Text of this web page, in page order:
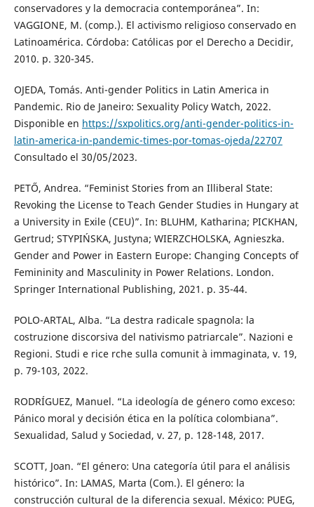
conservadores y la democracia contemporánea”. In:
VAGGIONE, M. (comp.). El activismo religioso conservado en
Latinoamérica. Córdoba: Católicas por el Derecho a Decidir,
2010. p. 320-345.
OJEDA, Tomás. Anti-gender Politics in Latin America in
Pandemic. Rio de Janeiro: Sexuality Policy Watch, 2022.
Disponible en https://sxpolitics.org/anti-gender-politics-in-
latin-america-in-pandemic-times-por-tomas-ojeda/22707
Consultado el 30/05/2023.
PETŐ, Andrea. “Feminist Stories from an Illiberal State:
Revoking the License to Teach Gender Studies in Hungary at
a University in Exile (CEU)”. In: BLUHM, Katharina; PICKHAN,
Gertrud; STYPIŃSKA, Justyna; WIERZCHOLSKA, Agnieszka.
Gender and Power in Eastern Europe: Changing Concepts of
Femininity and Masculinity in Power Relations. London.
Springer International Publishing, 2021. p. 35-44.
POLO-ARTAL, Alba. “La destra radicale spagnola: la
costruzione discorsiva del nativismo patriarcale”. Nazioni e
Regioni. Studi e rice rche sulla comunit à immaginata, v. 19,
p. 79-103, 2022.
RODRÍGUEZ, Manuel. “La ideología de género como exceso:
Pánico moral y decisión ética en la política colombiana”.
Sexualidad, Salud y Sociedad, v. 27, p. 128-148, 2017.
SCOTT, Joan. “El género: Una categoría útil para el análisis
histórico”. In: LAMAS, Marta (Com.). El género: la
construcción cultural de la diferencia sexual. México: PUEG,